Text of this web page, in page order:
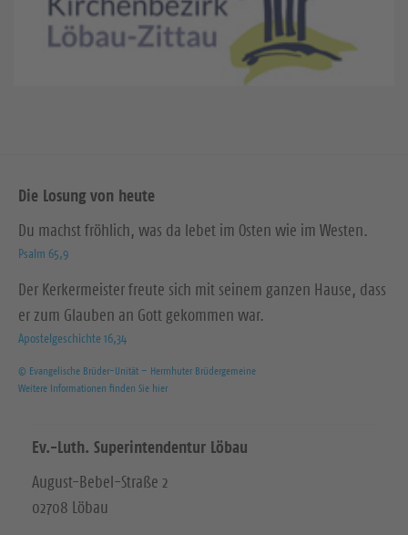
e
e
Die Losung von heute
Du machst fröhlich, was da lebet im Osten wie im Westen.
Psalm 65,9
Der Kerkermeister freute sich mit seinem ganzen Hause, dass
er zum Glauben an Gott gekommen war.
Apostelgeschichte 16,34
© Evangelische Brüder-Unität – Herrnhuter Brüdergemeine
Weitere Informationen finden Sie hier
Ev.-Luth. Superintendentur Löbau
August-Bebel-Straße 2
02708 Löbau